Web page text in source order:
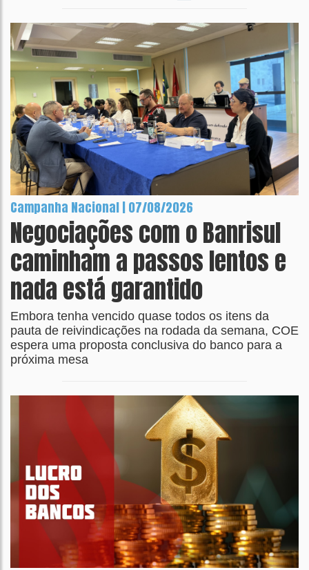
Campanha Nacional | 07/08/2026
Negociações com o Banrisul
caminham a passos lentos e
nada está garantido
Embora tenha vencido quase todos os itens da
pauta de reivindicações na rodada da semana, COE
espera uma proposta conclusiva do banco para a
próxima mesa